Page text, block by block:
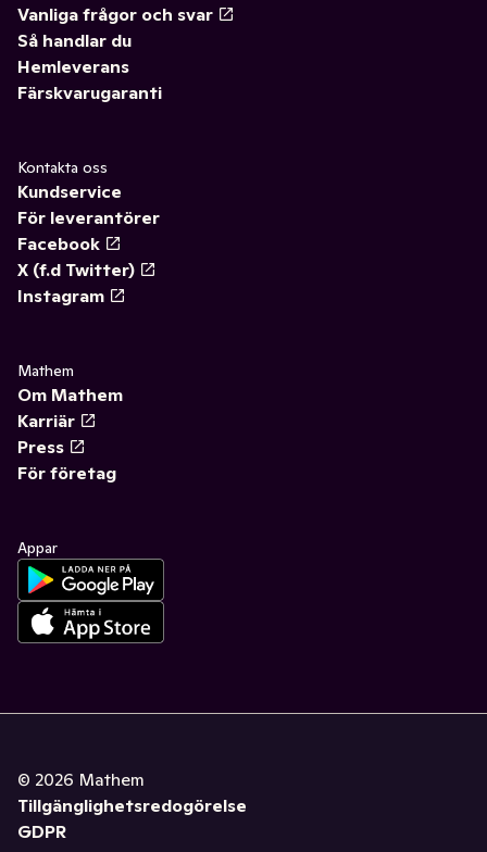
Vanliga frågor och svar
Så handlar du
Hemleverans
Färskvarugaranti
Kontakta oss
Kundservice
För leverantörer
Facebook
X (f.d Twitter)
Instagram
Mathem
Om Mathem
Karriär
Press
För företag
Appar
© 2026 Mathem
Tillgänglighetsredogörelse
GDPR